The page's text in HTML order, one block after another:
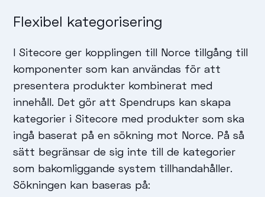
Flexibel kategorisering
I Sitecore ger kopplingen till Norce tillgång till
komponenter som kan användas för att
presentera produkter kombinerat med
innehåll. Det gör att Spendrups kan skapa
kategorier i Sitecore med produkter som ska
ingå baserat på en sökning mot Norce. På så
sätt begränsar de sig inte till de kategorier
som bakomliggande system tillhandahåller.
Sökningen kan baseras på: